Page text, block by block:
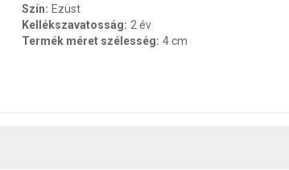
Szín: Ezüst
Kellékszavatosság: 2 év
Termék méret szélesség: 4 cm